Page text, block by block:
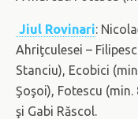
Jiul Rovinari:
Ahriţculesei –
Stanciu), Ecobici
Şoşoi), Fotescu
şi Gabi Răscol.